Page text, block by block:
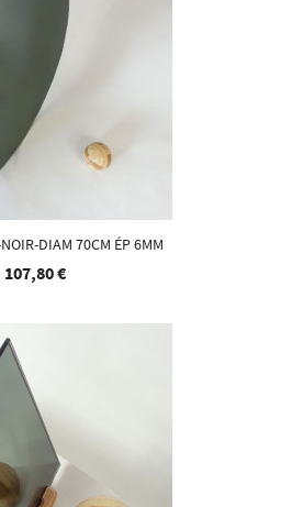
DIAM 70CM ÉP 6MM
107,80 €